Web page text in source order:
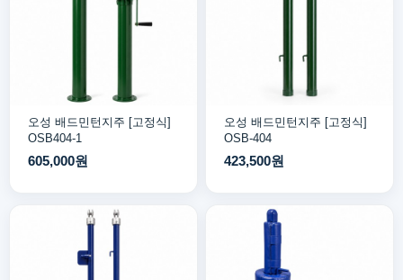
오성 배드민턴지주 [고정식]
OSB404-1
605,000원
오성 배드민턴지주 [고정식]
OSB-404
423,500원